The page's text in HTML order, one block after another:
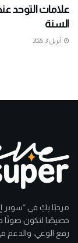
علامات التوحد
السنة
أبريل 3, 2026
مرحبًا بكِ في “سوبر
خصيصًا لتكون صوتًا
رفع الوعي، والدعم